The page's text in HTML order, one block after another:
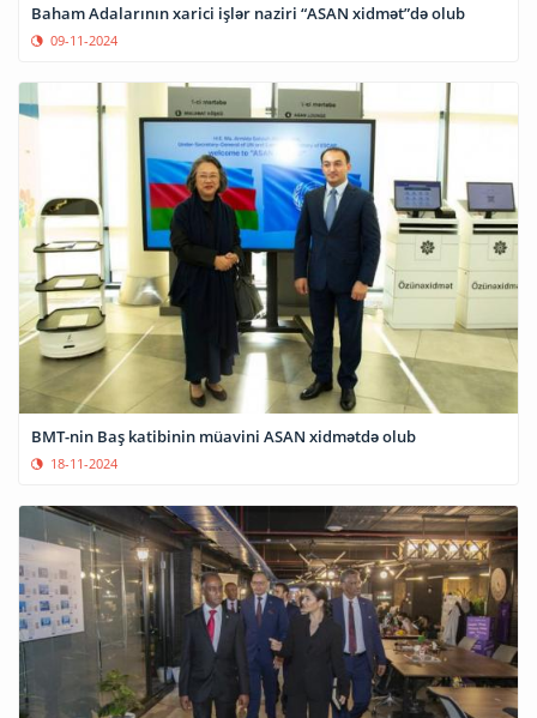
Baham Adalarının xarici işlər naziri “ASAN xidmət”də olub
09-11-2024
BMT-nin Baş katibinin müavini ASAN xidmətdə olub
18-11-2024